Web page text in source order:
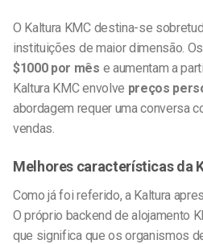
O Kaltura KMC destina-se
instituições de maior dimensão.
$1000 por mês e aumentam a
Kaltura KMC envolve preços
abordagem requer uma conversa
vendas.
Melhores características da
Como já foi referido, a Kaltura
O próprio backend de alojamento
que significa que os organismos